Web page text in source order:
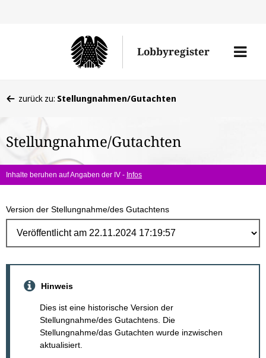
Lobbyregister
Menü
befinden
hier:
zurück zu: Stellungnahmen/Gutachten
Stellungnahme/Gutachten
Inhalte beruhen auf Angaben der IV - Infos
Version der Stellungnahme/des Gutachtens
Hinweis
Dies ist eine historische Version der
Stellungnahme/des Gutachtens. Die
Stellungnahme/das Gutachten wurde inzwischen
aktualisiert.